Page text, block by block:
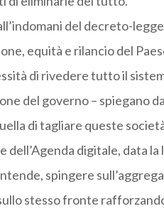
del decreto-
equità e rilancio del
di rivedere tutto il
del governo – spiegano
di tagliare queste
dell’Agenda digitale, data
spingere
stesso fronte